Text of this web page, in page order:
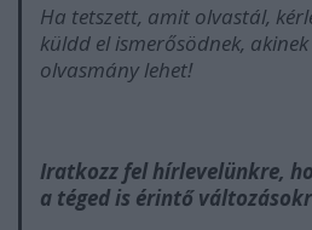
Ha tetszett, amit olvastál,
küldd el ismerősödnek,
olvasmány lehet!
Iratkozz fel hírlevelünkre,
a téged is érintő